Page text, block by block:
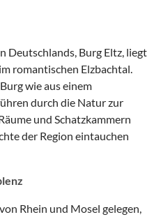
Deutschlands, Burg Eltz, liegt
romantischen Elzbachtal.
wie aus einem
durch die Natur zur
und Schatzkammern
der Region eintauchen
Rhein und Mosel gelegen,